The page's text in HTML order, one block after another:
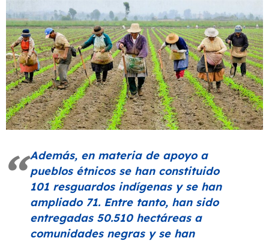
Además, en materia de apoyo a
pueblos étnicos se han constituido
101 resguardos indígenas y se han
ampliado 71. Entre tanto, han sido
entregadas 50.510 hectáreas a
comunidades negras y se han